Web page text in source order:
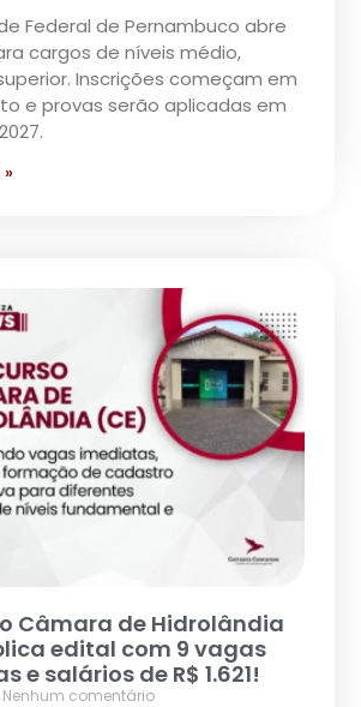
Federal de Pernambuco abre
cargos de níveis médio,
Inscrições começam em
e provas serão aplicadas em
Câmara de Hidrolândia
edital com 9 vagas
e salários de R$ 1.621!
Nenhum comentário